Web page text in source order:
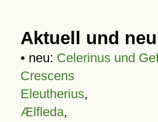
Aktuell und
• neu: Celerinus und
Crescens
Eleutherius,
Ælfleda,